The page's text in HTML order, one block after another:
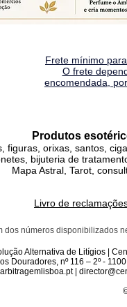
Frete mínimo
O frete
encomendada,
Produtos
figuras, orixas, santos,
bijuteria de
Mapa Astral, Tarot,
Livro de
dos números disponibilizados
Alternativa de Litígios |
Douradores, nº 116 – 2º -
|